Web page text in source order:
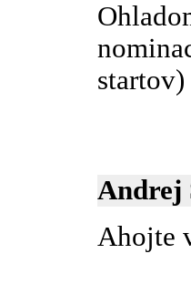
startov)
Andrej
Ahojte